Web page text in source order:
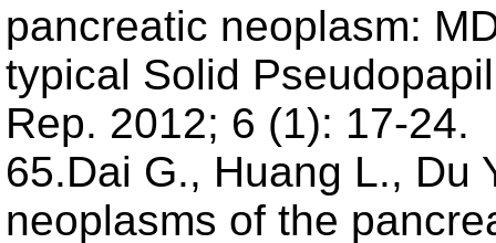
pancreatic neoplasm:
typical Solid
Rep. 2012; 6 (1): 17-24.
65.Dai G., Huang L., Du
neoplasms of the